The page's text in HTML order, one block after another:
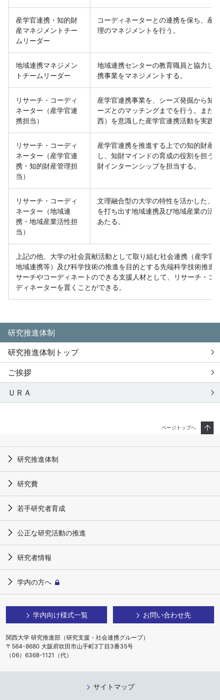
産学官連携・知的財
産マネジメントチー
ムリーダー
コーディネーターとの連携を保ち、産
理のマネジメントを行う。
地域連携マネジメン
トチームリーダー
地域連携センターの教育職員と協力し
携事業をマネジメントする。
リサーチ・コーディ
ネーター（産学官連
携担当）
産学官連携事業を、シーズ発掘から知
ーズとのマッチングまでを行う。また
西）を意識した産学官連携活動を実践
リサーチ・コーディ
ネーター（産学官連
携・知的財産管理担
当）
産学官連携を推進する上での知的財産
し、知財マインドの育成の役割を担う
財インターンシップを担当する。
リサーチ・コーディ
ネーター（地域連
携・地域産業活性担
当）
文理融合型の大学の特性を活かした、
を打ち出す地域連携及び地域産業の活
あたる。
上記の他、大学の社会貢献活動として取り組む社会連携（産学官
地域連携等）及び科学技術の推進を目的とする先端科学技術推進
サーチやコーディネートのできる支援人材として、リサーチ・コ
ディネーターを置くことができる。
研究推進体制
研究推進体制トップ
ご挨拶
ＵＲＡ
ページトップへ
研究推進体制
研究費
若手研究者育成
公正な研究活動の推進
研究者情報
学内の方へ
学内向け様式一覧 お問い合わせ先
関西大学 研究推進部（研究支援・社会連携グループ）
〒564-8680 大阪府吹田市山手町3丁目3番35号
（06）6368-1121（代）
サイトマップ